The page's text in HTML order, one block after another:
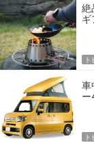
絶
ギ
ト
車
ー
ト